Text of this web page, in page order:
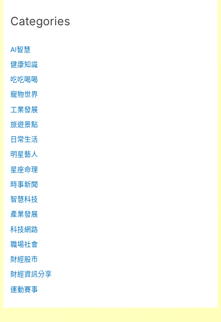
部
Categories
AI智慧
健康知識
吃吃喝喝
寵物世界
工業發展
旅遊景點
日常生活
明星藝人
星座命理
時事新聞
智慧科技
產業發展
科技網路
職場社會
財經股市
財經資訊分享
運動賽事